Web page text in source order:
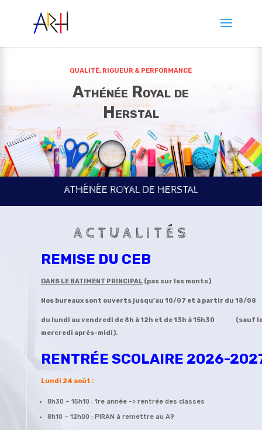
QUALITÉ, RIGUEUR & PERFORMANCE
Athénée Royal de
Herstal
ATHÉNÉE ROYAL DE HERSTAL
ACTUALITÉS
REMISE DU CEB
DANS LE BATIMENT PRINCIPAL (pas sur les monts)
Nos bureaux sont ouverts jusqu’au 10/07 et à partir du 18/08
du lundi au vendredi de 8h à 12h et de 13h à 15h30 (sauf
mercredi après-midi).
RENTRÉE SCOLAIRE 2026-
Lundi 24 août :
8h30 – 15h10 : 1re année -> rentrée des classes
8h10 – 12h00 : PIRAN à remettre au A9